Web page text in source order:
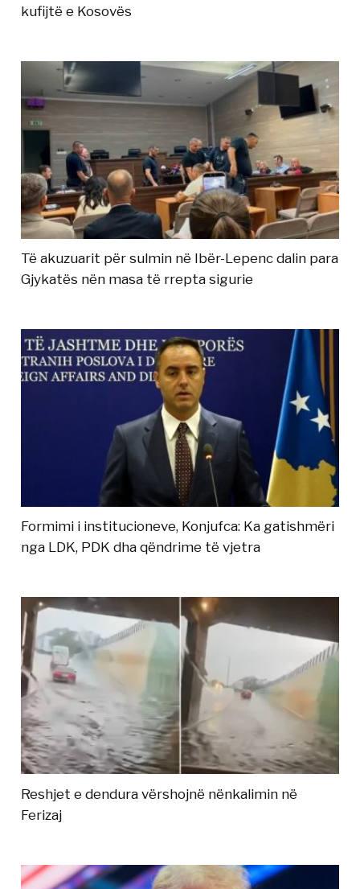
kufijtë e Kosovës
Të akuzuarit për sulmin në Ibër-Lepenc dalin para
Gjykatës nën masa të rrepta sigurie
Formimi i institucioneve, Konjufca: Ka gatishmëri
nga LDK, PDK dha qëndrime të vjetra
Reshjet e dendura vërshojnë nënkalimin në
Ferizaj